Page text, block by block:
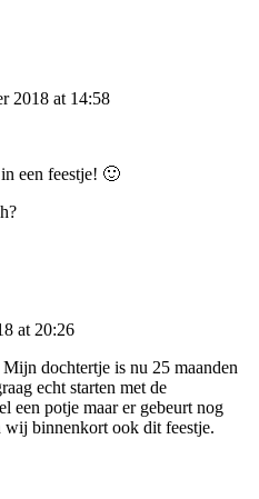
2018 at 14:58
een feestje! 🙂
at 20:26
dochtertje is nu 25 maanden
echt starten met de
een potje maar er gebeurt nog
binnenkort ook dit feestje.